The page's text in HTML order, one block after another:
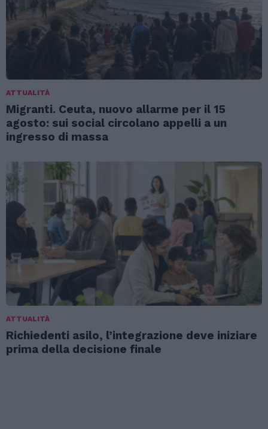
ATTUALITÀ
Migranti. Ceuta, nuovo allarme per il 15
agosto: sui social circolano appelli a un
ingresso di massa
ATTUALITÀ
Richiedenti asilo, l’integrazione deve iniziare
prima della decisione finale